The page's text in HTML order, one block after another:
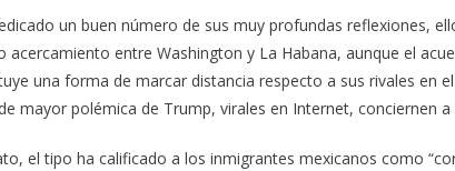
un buen número de sus muy profundas reflexiones,
acercamiento entre Washington y La Habana, aunque el
una forma de marcar distancia respecto a sus rivales en
mayor polémica de Trump, virales en Internet, conciernen
el tipo ha calificado a los inmigrantes mexicanos como